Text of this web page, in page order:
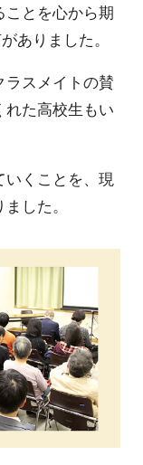
とを心から期
ありました。
スメイトの賛
た高校生もい
いくことを、現
した。